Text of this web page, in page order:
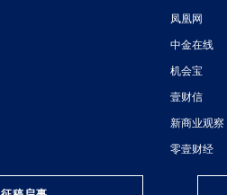
凤凰网
中金在线
机会宝
壹财信
新商业观察
零壹财经